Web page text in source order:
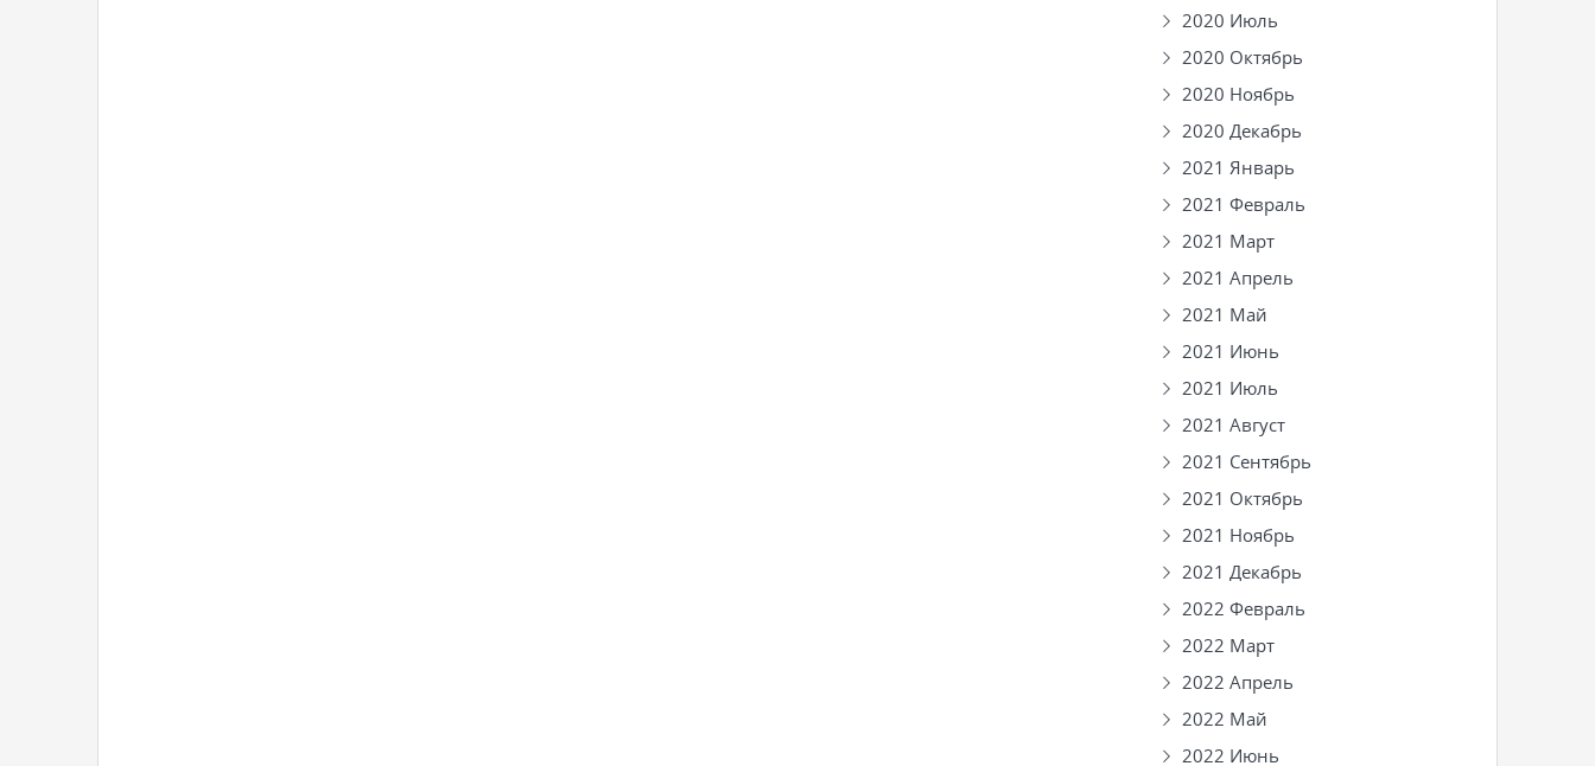
2020 Июль
2020 Октябрь
2020 Ноябрь
2020 Декабрь
2021 Январь
2021 Февраль
2021 Март
2021 Апрель
2021 Май
2021 Июнь
2021 Июль
2021 Август
2021 Сентябрь
2021 Октябрь
2021 Ноябрь
2021 Декабрь
2022 Февраль
2022 Март
2022 Апрель
2022 Май
2022 Июнь